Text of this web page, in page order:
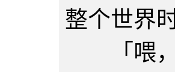
整个世界
「喂，